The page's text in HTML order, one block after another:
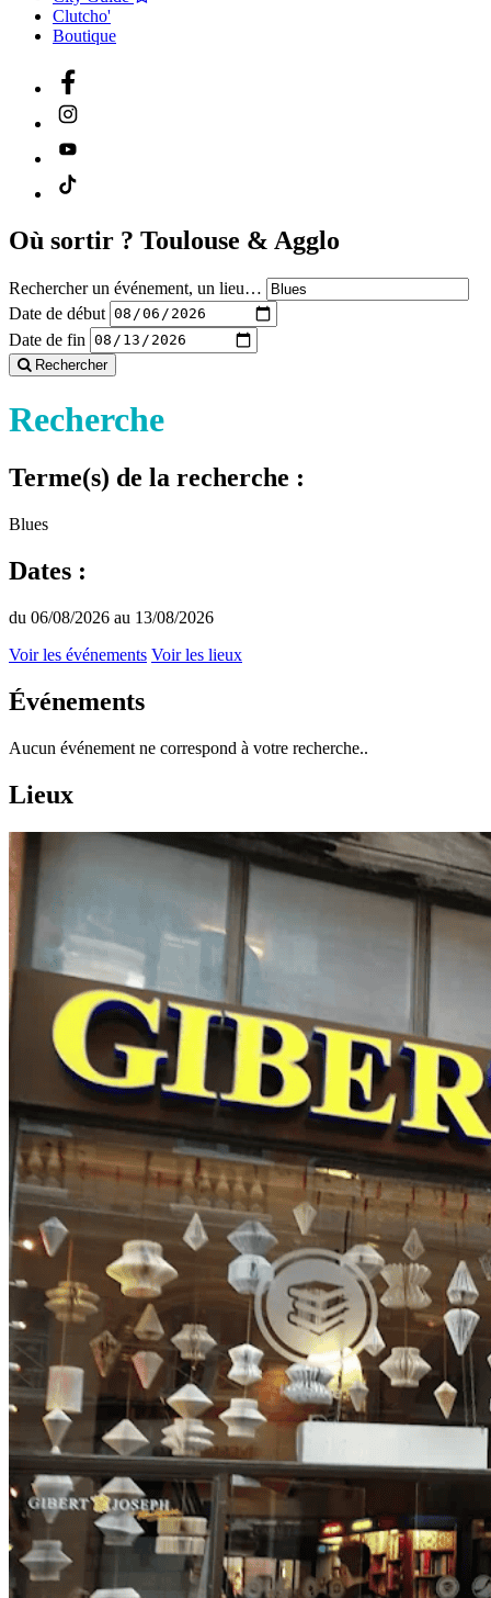
Clutcho'
Boutique
Où sortir ? Toulouse & Agglo
Rechercher un événement, un lieu…
Date de début
Date de fin
Rechercher
Recherche
Terme(s) de la recherche :
Blues
Dates :
du 06/08/2026 au 13/08/2026
Voir les événements Voir les lieux
Événements
Aucun événement ne correspond à votre recherche..
Lieux